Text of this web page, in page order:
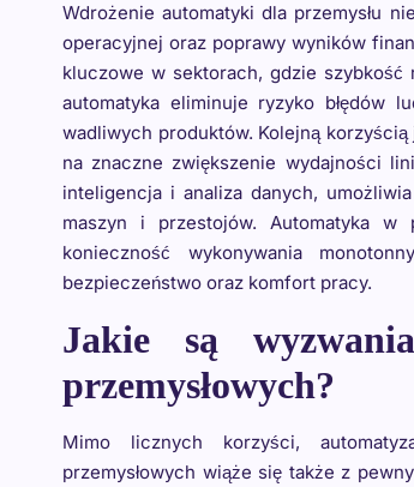
Wdrożenie automatyki dla przemysłu
operacyjnej oraz poprawy wyników
kluczowe w sektorach, gdzie szybkość
automatyka eliminuje ryzyko błędów
wadliwych produktów. Kolejną
na znaczne zwiększenie wydajności
inteligencja i analiza danych,
maszyn i przestojów. Automatyka
konieczność wykonywania
bezpieczeństwo oraz komfort pracy.
Jakie są
przemysłowych?
Mimo licznych korzyści,
przemysłowych wiąże się także z